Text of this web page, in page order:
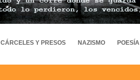
CÁRCELES Y PRESOS NAZISMO POESÍA